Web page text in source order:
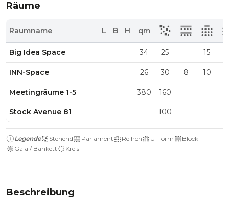
Räume
Raumname L B H qm
Big Idea Space 34 25 15
INN-Space 26 30 8 10
Meetingräume 1-5 380 160
Stock Avenue 81 100
Legende Stehend Parlament Reihen U-Form
Block
Gala / Bankett
Kreis
Beschreibung